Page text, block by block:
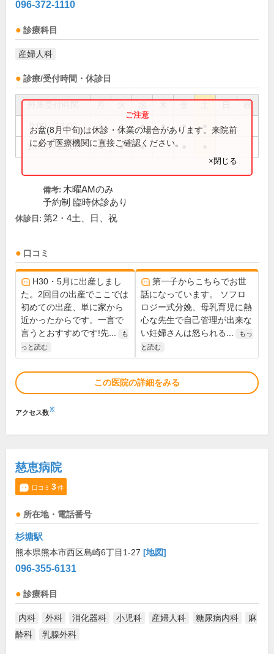
096-372-1110
診療科目
産婦人科
診療/受付時間・休診日
祝
9:00～13:00 ● ● ● ● ●
14:00～18:00 ● ● ●
お盆(8月中旬)は休診・休業の場合があります。来院前
に必ず医療機関に直接ご確認ください。
×閉じる
備考: 木曜AMのみ
予約制 臨時休診あり
休診日: 第2・4土、日、祝
口コミ
H30・5月に出産しまし
た。2回目の出産でここでは
初めての出産、単に家から
近かったからです。一言で
言うとおすすめです!先...
も
っと読む
第一子からこちらでお世
話になっています。 ソフロ
ロジー式分娩、母乳育児に熱
心な先生で自己管理が出来な
い妊婦さんは怒られる...
もっ
と読む
この医院の詳細をみる
アクセス数※
慈恵病院
口コミ 3件
所在地・電話番号
杉塘駅
熊本県熊本市西区島崎6丁目1-27 [地図]
096-355-6131
診療科目
内科 外科 消化器科 小児科 産婦人科 糖尿病内科
麻
酔科
乳腺外科